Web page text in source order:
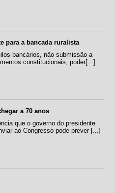
para a bancada ruralista
bancários, não submissão a
constitucionais, poder[...]
a 70 anos
que o governo do presidente
ao Congresso pode prever [...]